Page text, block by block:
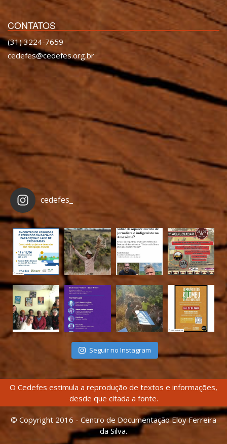
CONTATOS
(31) 3224-7659
cedefes@cedefes.org.br
cedefes_
Seguir no Instagram
O Cedefes estimula a reprodução de textos e informações,
desde que citada a fonte.
© Copyright 2016 - Centro de Documentação Eloy Ferreira
da Silva.